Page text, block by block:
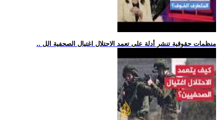
.. منظمات حقوقية تنشر أدلة على تعمد الاحتلال اغتيال الصحفية الل